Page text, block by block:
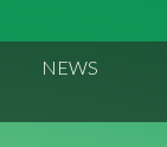
NEWS